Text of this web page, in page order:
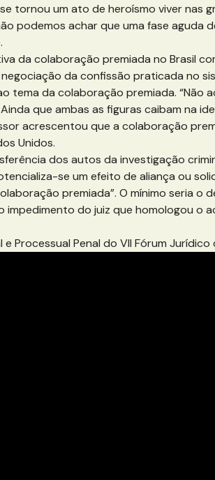
tornou um ato de heroísmo viver nas
podemos achar que uma fase aguda
da colaboração premiada no Brasil
negociação da confissão praticada no
tema da colaboração premiada. “Não
que ambas as figuras caibam na
acrescentou que a colaboração
Unidos.
dos autos da investigação
se um efeito de aliança ou
premiada”. O mínimo seria o
do juiz que homologou o
Processual Penal do VII Fórum Jurídico